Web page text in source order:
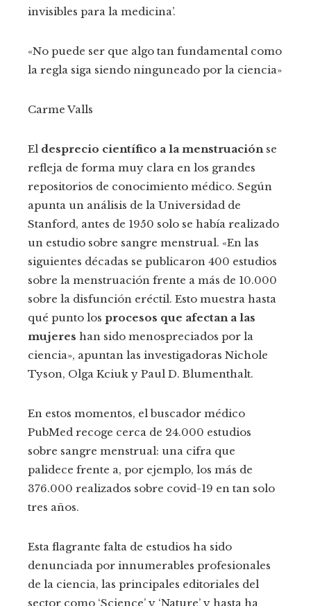
invisibles para la medicina’.
«No puede ser que algo tan fundamental como
la regla siga siendo ninguneado por la ciencia»
Carme Valls
El desprecio científico a la menstruaciónse
refleja de forma muy clara en los grandes
repositorios de conocimiento médico. Según
apunta un análisis de la Universidad de
Stanford, antes de 1950 solo se había realizado
un estudio sobre sangre menstrual. «En las
siguientes décadas se publicaron 400 estudios
sobre la menstruación frente a más de 10.000
sobre la disfunción eréctil. Esto muestra hasta
qué punto los procesos que afectan a las
mujeres han sido menospreciados por la
ciencia», apuntan las investigadoras Nichole
Tyson, Olga Kciuk y Paul D. Blumenthalt.
En estos momentos, el buscador médico
PubMed recoge cerca de 24.000 estudios
sobre sangre menstrual: una cifra que
palidece frente a, por ejemplo, los más de
376.000 realizados sobre covid-19 en tan solo
tres años.
Esta flagrante falta de estudios ha sido
denunciada por innumerables profesionales
de la ciencia, las principales editoriales del
sector como ‘Science’ y ‘Nature’ y hasta ha